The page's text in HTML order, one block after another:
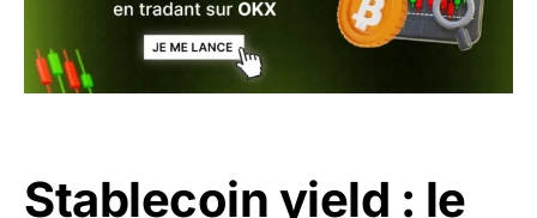
Stablecoin yield : le